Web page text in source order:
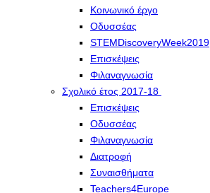
Κοινωνικό έργο
Οδυσσέας
STEMDiscoveryWeek2019
Επισκέψεις
Φιλαναγνωσία
Σχολικό έτος 2017-18
Επισκέψεις
Οδυσσέας
Φιλαναγνωσία
Διατροφή
Συναισθήματα
Teachers4Europe